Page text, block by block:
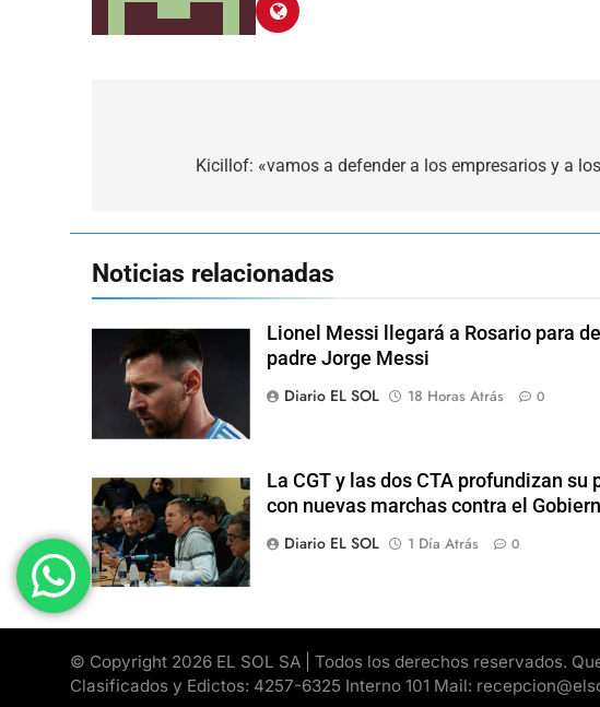
Kicillof: «vamos a defender a los empresarios y a
Noticias relacionadas
Lionel Messi llegará a Rosario para
padre Jorge Messi
Diario EL SOL
18 Horas Atrás 0
La CGT y las dos CTA profundizan su
con nuevas marchas contra el
Diario EL SOL
1 Día Atrás 0
© Copyright 2026 EL SOL SA | Todos los derechos reservados.
Clasificados y Edictos: 4257-6325 Interno 101 Mail: